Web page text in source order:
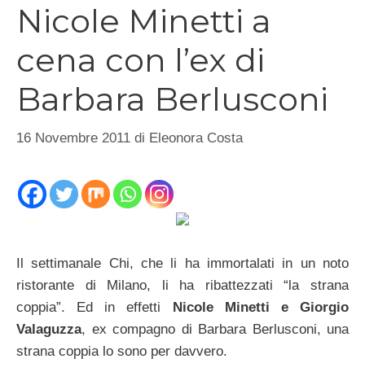
Nicole Minetti a
cena con l’ex di
Barbara Berlusconi
16 Novembre 2011 di Eleonora Costa
Il settimanale Chi, che li ha immortalati in un noto
ristorante di Milano, li ha ribattezzati “la strana
coppia”. Ed in effetti
Nicole Minetti e Giorgio
Valaguzza, ex compagno di Barbara Berlusconi, una
strana coppia lo sono per davvero.